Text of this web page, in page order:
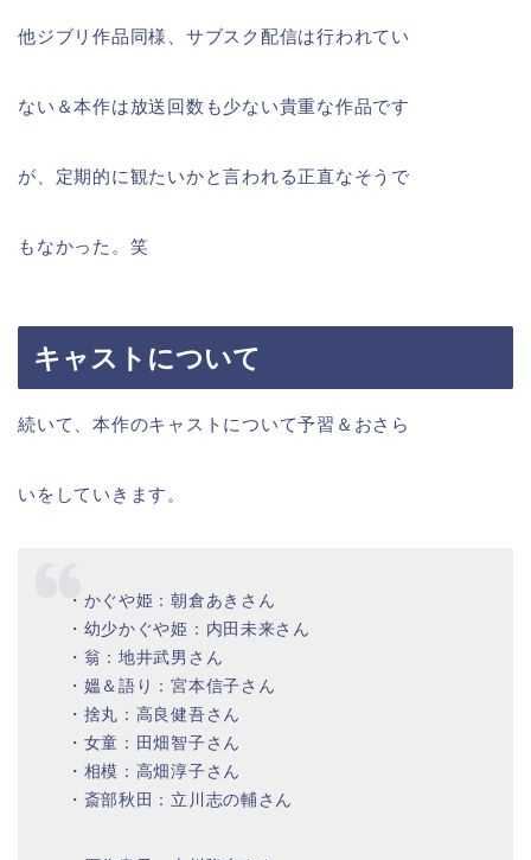
他ジブリ作品同様、サブスク配信は行われてい
ない＆本作は放送回数も少ない貴重な作品です
が、定期的に観たいかと言われる正直なそうで
もなかった。笑
キャストについて
続いて、本作のキャストについて予習＆おさら
いをしていきます。
・かぐや姫：朝倉あきさん
・幼少かぐや姫：内田未来さん
・翁：地井武男さん
・媼＆語り：宮本信子さん
・捨丸：高良健吾さん
・女童：田畑智子さん
・相模：高畑淳子さん
・斎部秋田：立川志の輔さん